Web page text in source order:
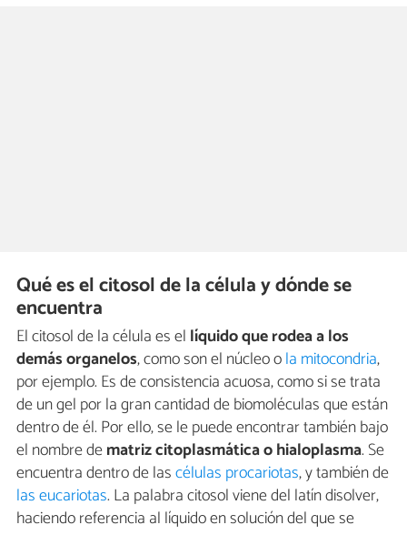
Qué es el citosol de la célula y dónde se
encuentra
El citosol de la célula es el líquido que rodea a los
demás organelos, como son el núcleo ola mitocondria,
por ejemplo. Es de consistencia acuosa, como si se trata
de un gel por la gran cantidad de biomoléculas que están
dentro de él. Por ello, se le puede encontrar también bajo
el nombre dematriz citoplasmática o hialoplasma. Se
encuentra dentro de lascélulas procariotas, y también de
las eucariotas. La palabra citosol viene del latín disolver,
haciendo referencia al líquido en solución del que se